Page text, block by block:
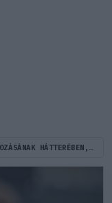
MI ÁLL HELMUT MARKO TÁVOZÁSÁNAK HÁTTERÉBEN, ÉS MIT JELENT EZ VERSTAPPEN JÖVŐJÉRE NÉZVE?